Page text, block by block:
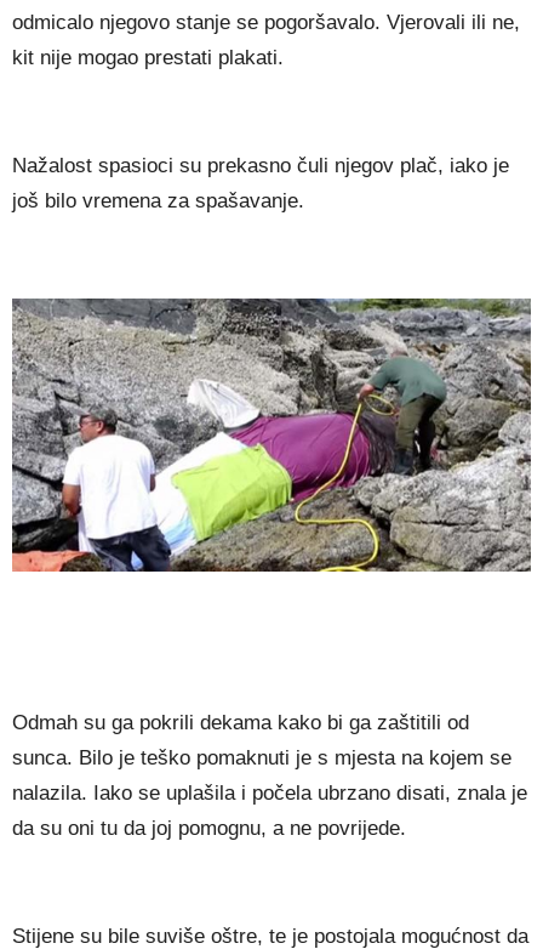
odmicalo njegovo stanje se pogoršavalo. Vjerovali ili ne,
kit nije mogao prestati plakati.
Nažalost spasioci su prekasno čuli njegov plač, iako je
još bilo vremena za spašavanje.
Odmah su ga pokrili dekama kako bi ga zaštitili od
sunca. Bilo je teško pomaknuti je s mjesta na kojem se
nalazila. Iako se uplašila i počela ubrzano disati, znala je
da su oni tu da joj pomognu, a ne povrijede.
Stijene su bile suviše oštre, te je postojala mogućnost da